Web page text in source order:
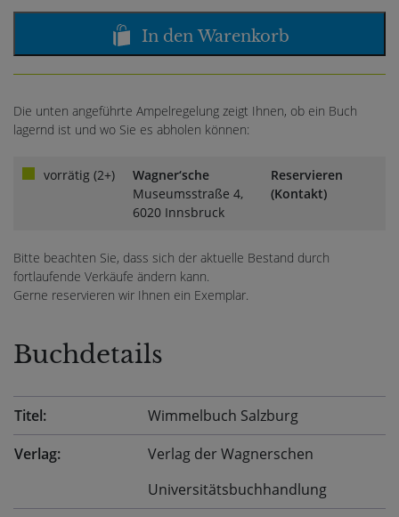
In den Warenkorb
Die unten angeführte Ampelregelung zeigt Ihnen, ob ein Buch
lagernd ist und wo Sie es abholen können:
vorrätig (2+)
Wagner‘sche
Museumsstraße 4,
6020 Innsbruck
Reservieren
(Kontakt)
Bitte beachten Sie, dass sich der aktuelle Bestand durch
fortlaufende Verkäufe ändern kann.
Gerne reservieren wir Ihnen ein Exemplar.
Buchdetails
Titel:
Wimmelbuch Salzburg
Verlag:
Verlag der Wagnerschen
Universitätsbuchhandlung